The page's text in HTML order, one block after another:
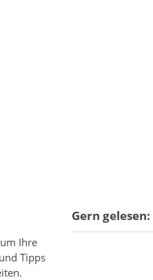
Ihre
Tipps
Gern gelesen: